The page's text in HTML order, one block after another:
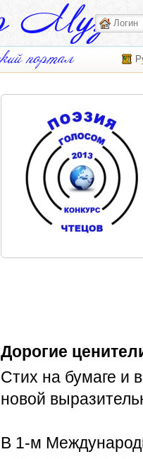
Дорогие
Стих на бумаге и
новой
В 1-м